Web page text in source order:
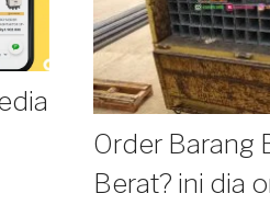
Order Barang
Berat? ini dia